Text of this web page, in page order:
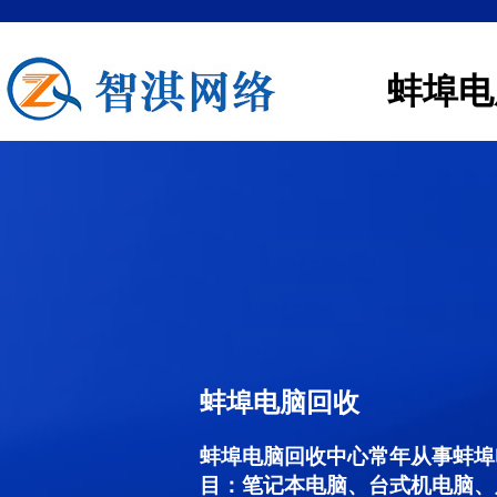
蚌埠
蚌埠电脑回收
蚌埠电脑回收中心常年从事蚌
目：笔记本电脑、台式机电脑